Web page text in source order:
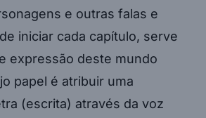
e outras falas e
iniciar cada capítulo, serve
expressão deste mundo
papel é atribuir uma
(escrita) através da voz